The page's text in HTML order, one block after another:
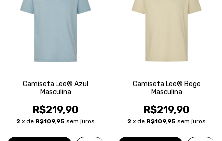
Camiseta Lee® Azul
Masculina
R$219,90
2 x de R$109,95 sem juros
Camiseta Lee® Bege
Masculina
R$219,90
2 x de R$109,95 sem juros